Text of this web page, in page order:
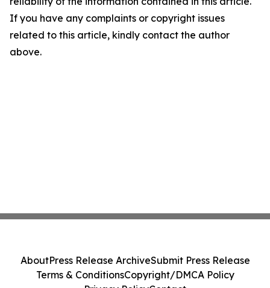
If you have any complaints or copyright issues
related to this article, kindly contact the author
above.
AboutPress Release ArchiveSubmit Press Release
Terms & ConditionsCopyright/DMCA Policy